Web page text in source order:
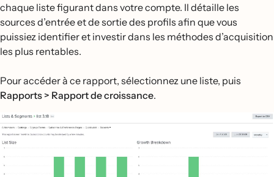
chaque liste figurant dans votre compte. Il détaille les
sources d’entrée et de sortie des profils afin que vous
puissiez identifier et investir dans les méthodes d’acquisition
les plus rentables.
Pour accéder à ce rapport, sélectionnez une liste, puis
Rapports > Rapport de croissance.